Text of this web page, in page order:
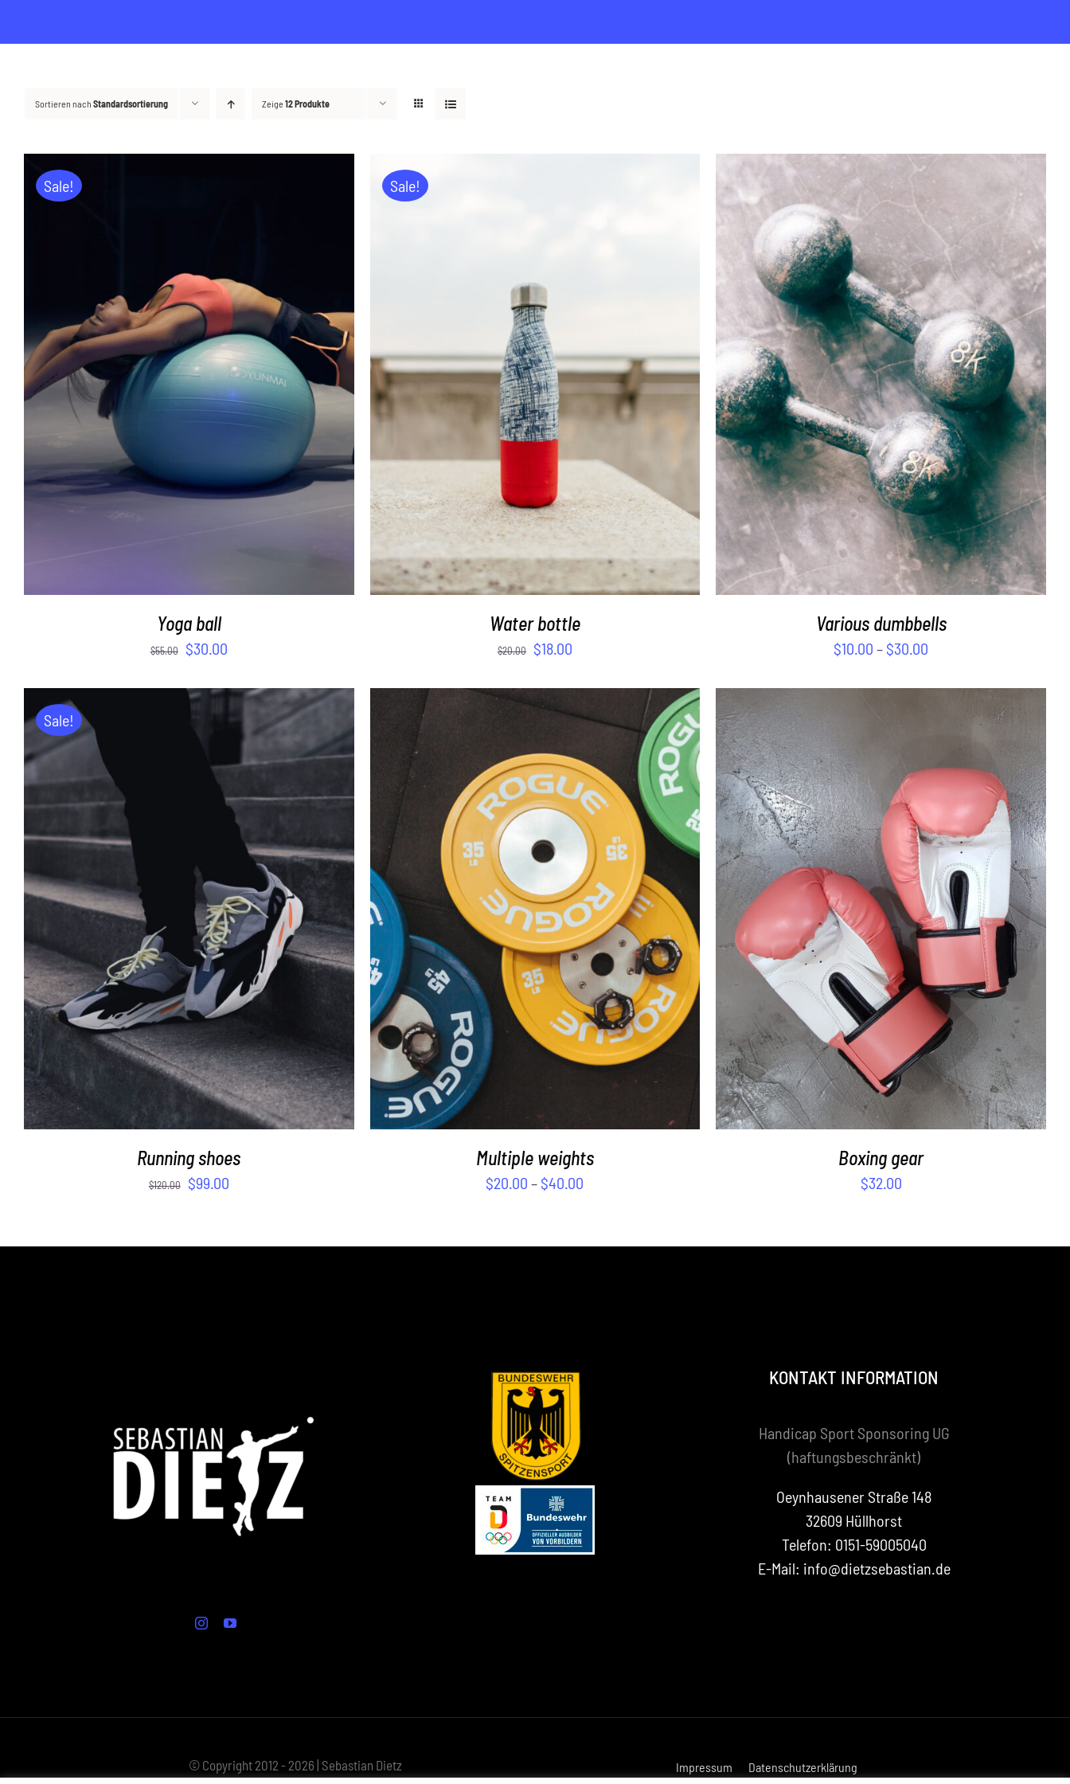
Sortieren nach Standardsortierung Zeige 12 Produkte
Sale!
ADD TO CART / DETAILS
Yoga ball
$55.00 $30.00
Sale!
ADD TO CART / DETAILS
Water bottle
$20.00 $18.00
SELECT OPTIONS / DETAILS
Various dumbbells
$10.00 – $30.00
Sale!
ADD TO CART / DETAILS
Running shoes
$120.00 $99.00
SELECT OPTIONS / DETAILS
Multiple weights
$20.00 – $40.00
SELECT OPTIONS / DETAILS
Boxing gear
$32.00
KONTAKT INFORMATION
Handicap Sport Sponsoring UG
(haftungsbeschränkt)
Oeynhausener Straße 148
32609 Hüllhorst
Telefon: 0151-59005040
E-Mail: info@dietzsebastian.de
© Copyright 2012 - 2026 | Sebastian Dietz Impressum Datenschutzerklärung